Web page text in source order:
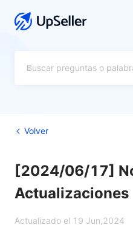
Volver
[2024/06/17]
Actualizaciones
Actualizado el 19 Jun,2024